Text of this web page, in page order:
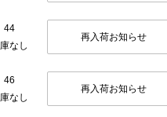
44
なし
再入荷お知らせ
46
なし
再入荷お知らせ